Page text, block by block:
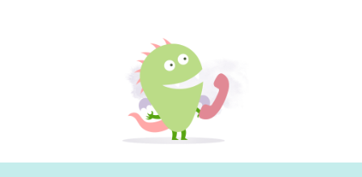
odstrihnutí rolujú (typické pre tričká).
Z oboch strán vyzerá rovnako (hladko), je stabilnejší,
menej sa krúti a býva o niečo hrubší.